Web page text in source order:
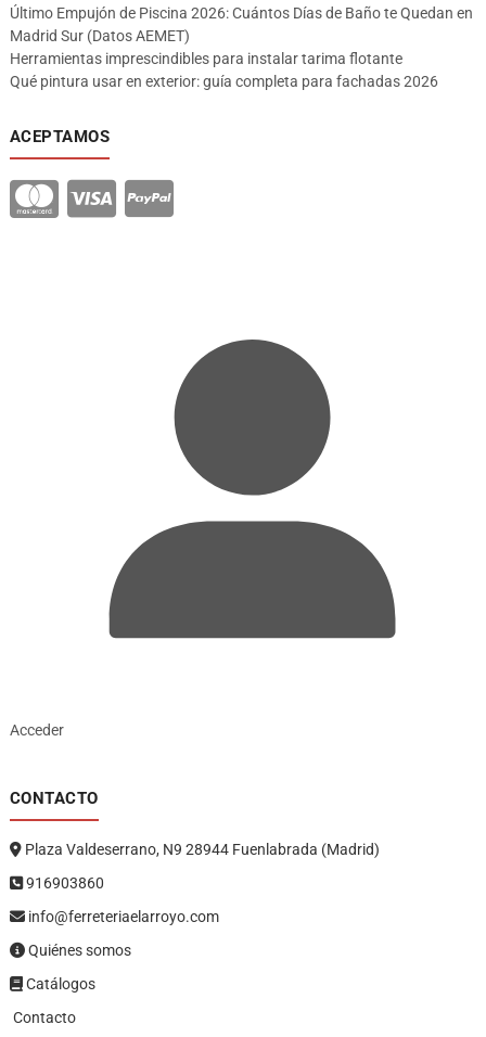
Último Empujón de Piscina 2026: Cuántos Días de Baño te Quedan en
Madrid Sur (Datos AEMET)
Herramientas imprescindibles para instalar tarima flotante
Qué pintura usar en exterior: guía completa para fachadas 2026
ACEPTAMOS
Acceder
CONTACTO
Plaza Valdeserrano, N9 28944 Fuenlabrada (Madrid)
916903860
info@ferreteriaelarroyo.com
Quiénes somos
Catálogos
Contacto